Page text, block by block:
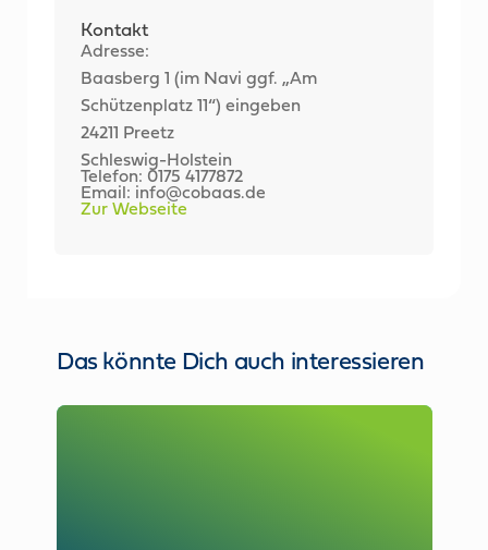
Kontakt
Adresse:
Baasberg 1 (im Navi ggf. „Am
Schützenplatz 11“) eingeben
24211 Preetz
Schleswig-Holstein
Telefon: 0175 4177872
Email: info@cobaas.de
Zur Webseite
Das könnte Dich auch interessieren